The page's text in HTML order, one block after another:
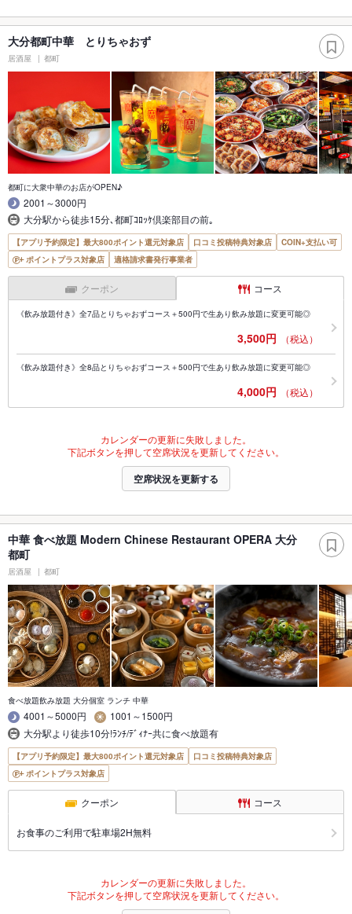
大分都町中華 とりちゃおず
居酒屋 都町
都町に大衆中華のお店がOPEN♪
2001～3000円
大分駅から徒歩15分､都町ｺﾛｯｹ倶楽部目の前｡
【アプリ予約限定】最大800ポイント還元対象店 口コミ投稿特典対象店
COIN+支払い可
ポイントプラス対象店
適格請求書発行事業者
クーポン コース
《飲み放題付き》全7品とりちゃおずコース＋500円で生あり飲み放題に変更可能◎
3,500円 （税込）
《飲み放題付き》全8品とりちゃおずコース＋500円で生あり飲み放題に変更可能◎
4,000円 （税込）
カレンダーの更新に失敗しました。
下記ボタンを押して空席状況を更新してください。
空席状況を更新する
中華 食べ放題 Modern Chinese Restaurant OPERA 大分
都町
居酒屋 都町
食べ放題飲み放題 大分個室 ランチ 中華
4001～5000円
1001～1500円
大分駅より徒歩10分!ﾗﾝﾁ/ﾃﾞｨﾅｰ共に食べ放題有
【アプリ予約限定】最大800ポイント還元対象店
口コミ投稿特典対象店
ポイントプラス対象店
クーポン コース
お食事のご利用で駐車場2H無料
カレンダーの更新に失敗しました。
下記ボタンを押して空席状況を更新してください。